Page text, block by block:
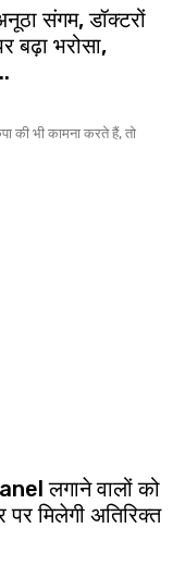
संगम, डॉक्टरों
बढ़ा भरोसा,
की भी कामना करते हैं, तो
लगाने वालों को
पर मिलेगी अतिरिक्त